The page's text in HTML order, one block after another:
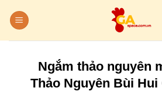
đến
Ngắm thảo nguyên
Thảo Nguyên Bùi Hui